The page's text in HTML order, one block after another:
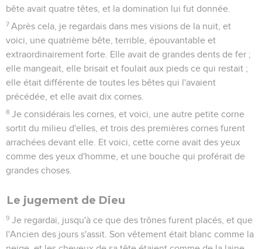
bête avait quatre têtes, et la domination lui fut donnée.
7 Après cela, je regardais dans mes visions de la nuit, et
voici, une quatrième bête, terrible, épouvantable et
extraordinairement forte. Elle avait de grandes dents de fer ;
elle mangeait, elle brisait et foulait aux pieds ce qui restait ;
elle était différente de toutes les bêtes qui l'avaient
précédée, et elle avait dix cornes.
8 Je considérais les cornes, et voici, une autre petite corne
sortit du milieu d'elles, et trois des premières cornes furent
arrachées devant elle. Et voici, cette corne avait des yeux
comme des yeux d'homme, et une bouche qui proférait de
grandes choses.
Le jugement de Dieu
9 Je regardai, jusqu'à ce que des trônes furent placés, et que
l'Ancien des jours s'assit. Son vêtement était blanc comme la